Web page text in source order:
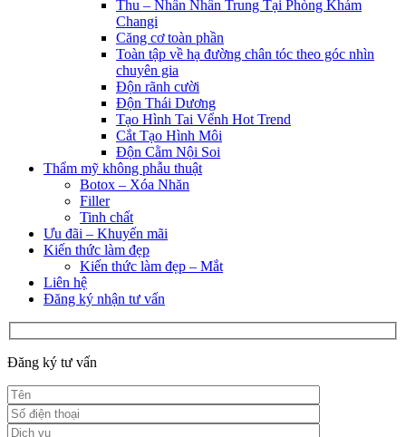
Thu – Nhấn Nhân Trung Tại Phòng Khám
Changi
Căng cơ toàn phần
Toàn tập về hạ đường chân tóc theo góc nhìn
chuyên gia
Độn rãnh cười
Độn Thái Dương
Tạo Hình Tai Vểnh Hot Trend
Cắt Tạo Hình Môi
Độn Cằm Nội Soi
Thẩm mỹ không phẫu thuật
Botox – Xóa Nhăn
Filler
Tinh chất
Ưu đãi – Khuyến mãi
Kiến thức làm đẹp
Kiến thức làm đẹp – Mắt
Liên hệ
Đăng ký nhận tư vấn
Đăng ký tư vấn